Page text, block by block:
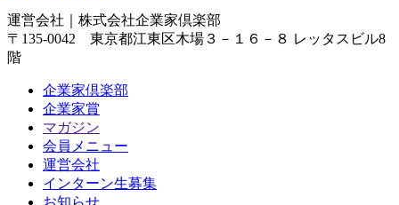
運営会社｜ 株式会社企業家倶楽部
〒135-0042 東京都江東区木場３－１６－８ レッタスビル8
階
企業家倶楽部
企業家賞
マガジン
会員メニュー
運営会社
インターン生募集
お知らせ